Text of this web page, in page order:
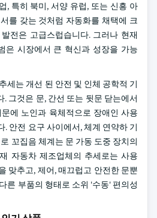
, 특히 북미, 서양 유럽, 또는 신흥 아
를 갖는 것처럼 자동화를 채택에 크
전은 고급스럽습니다. 그러나 현재
은 시장에서 큰 혁신과 성장을 가능
세는 개선 된 안전 및 인체 공학적 기
. 그것은 문, 간선 또는 뒷문 닫는에서
에 노인과 육체적으로 장애인 사용
. 안전 요구 사이에서, 체계 연약하 기
꼬집음 체계는 문 가동 도중 장치의
자동차 제조업체의 추세로는 사용
맞추고, 제어, 매끄럽고 안전한 문뿐
른 부품의 형태로 소위 '수동' 편의성